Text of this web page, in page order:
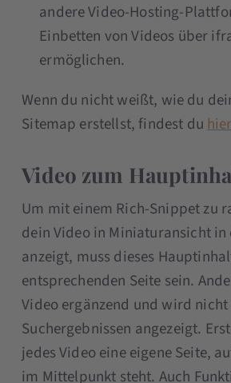
andere Video-Hosting-
Einbetten von Videos über
ermöglichen.
Wenn du nicht weißt, wie du
Sitemap erstellst, findest du
Video zum
Um mit einem Rich-Snippet zu
dein Video in Miniaturansicht in
anzeigt, muss dieses
entsprechenden Seite sein.
Video ergänzend und wird nicht
Suchergebnissen angezeigt.
jedes Video eine eigene Seite,
im Mittelpunkt steht. Auch